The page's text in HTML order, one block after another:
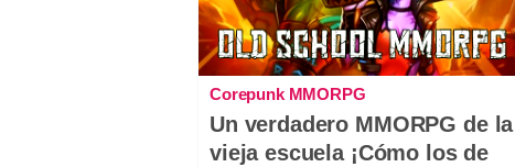
Corepunk MMORPG
Un verdadero MMORPG de la
vieja escuela ¡Cómo los de